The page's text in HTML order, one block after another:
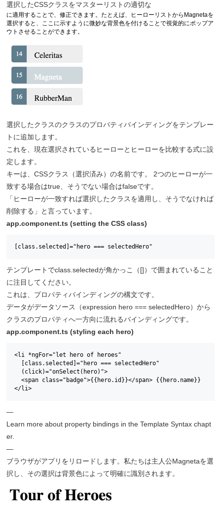
選択したCSSクラスをマスターリストの適切な
に適用することで、修正できます。たとえば、ヒーローリストからMagnetaを
選択すると、ここに示すように微妙な背景色を付けることで視覚的にポップア
ウトさせることができます。
選択したクラスのクラスのプロパティバインディングをテンプレー
トに追加します。
これを、現在選択されているヒーローとヒーローを比較する式に設
定します。
キーは、CSSクラス（選択済み）の名前です。 2つのヒーローが一
致する場合はtrue、そうでない場合はfalseです。
「ヒーローが一致すれば選択したクラスを適用し、そうでなければ
削除する」と言っています。
app.component.ts (setting the CSS class)
[class.selected]="hero === selectedHero"
テンプレートでclass.selectedが角かっこ（[]）で囲まれていること
に注目してください。
これは、プロパティバインディングの構文です。
データがデータソース（expression hero === selectedHero）から
クラスのプロパティへ一方向に流れるバインディングです。
app.component.ts (styling each hero)
<li *ngFor="let hero of heroes"
  [class.selected]="hero === selectedHero"
  (click)="onSelect(hero)">
  <span class="badge">{{hero.id}}</span> {{hero.name}}
</li>
—
Learn more about property bindings in the Template Syntax chapt
er.
—
ブラウザがアプリをリロードします。私たちは主人公Magnetaを選
択し、その選択は背景色によって明確に識別されます。